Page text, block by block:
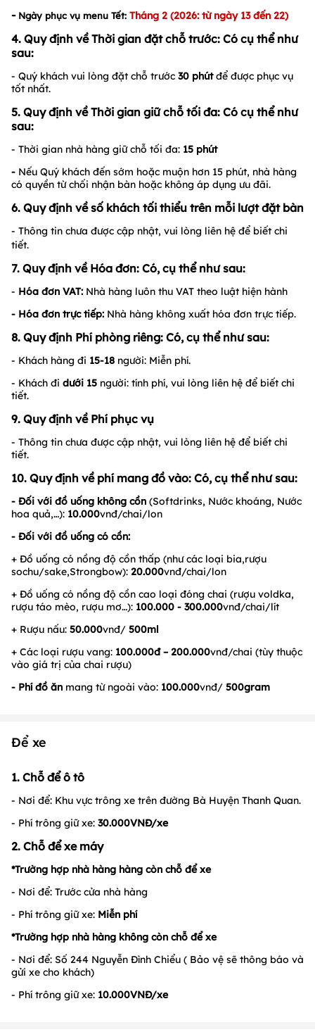
- Ngày phục vụ menu Tết: Tháng 2 (2026: từ ngày 13 đến 22)
4. Quy định về Thời gian đặt chỗ trước: Có cụ thể như
sau:
- Quý khách vui lòng đặt chỗ trước 30 phútđể được phục vụ
tốt nhất.
5. Quy định về Thời gian giữ chỗ tối đa: Có cụ thể như
sau:
- Thời gian nhà hàng giữ chỗ tối đa: 15 phút
- Nếu Quý khách đến sớm hoặc muộn hơn 15 phút, nhà hàng
có quyền từ chối nhận bàn hoặc không áp dụng ưu đãi.
6. Quy định về số khách tối thiểu trên mỗi lượt đặt bàn
- Thông tin chưa được cập nhật, vui lòng liên hệ để biết chi
tiết.
7. Quy định về Hóa đơn: Có, cụ thể như sau:
- Hóa đơn VAT: Nhà hàng luôn thu VAT theo luật hiện hành
- Hóa đơn trực tiếp: Nhà hàng không xuất hóa đơn trực tiếp.
8. Quy định Phí phòng riêng: Có, cụ thể như sau:
- Khách hàng đi 15-18 người: Miễn phí.
- Khách đi dưới 15 người: tính phí, vui lòng liên hệ để biết chi
tiết.
9. Quy định về Phí phục vụ
- Thông tin chưa được cập nhật, vui lòng liên hệ để biết chi
tiết.
10. Quy định về phí mang đồ vào: Có, cụ thể như sau:
- Đối với đồ uống không cồn (Softdrinks, Nước khoáng, Nước
hoa quả,…): 10.000vnđ/chai/lon
- Đối với đồ uống có cồn:
+ Đồ uống có nồng độ cồn thấp (như các loại bia,rượu
sochu/sake,Strongbow): 20.000vnđ/chai/lon
+ Đồ uống có nồng độ cồn cao loại đóng chai (rượu voldka,
rượu táo mèo, rượu mơ…): 100.000 - 300.000vnđ/chai/lít
+ Rượu nấu: 50.000vnđ/ 500ml
+ Các loại rượu vang: 100.000đ – 200.000vnđ/chai (tùy thuộc
vào giá trị của chai rượu)
- Phí đồ ăn mang từ ngoài vào: 100.000vnđ/ 500gram
Để xe
1. Chỗ để ô tô
- Nơi để: Khu vực trông xe trên đường Bà Huyện Thanh Quan.
- Phí trông giữ xe: 30.000VNĐ/xe
2. Chỗ để xe máy
*Trường hợp nhà hàng hàng còn chỗ để xe
- Nơi để: Trước cửa nhà hàng
- Phí trông giữ xe: Miễn phí
*Trường hợp nhà hàng không còn chỗ để xe
- Nơi để: Số 244 Nguyễn Đình Chiểu ( Bảo vệ sẽ thông báo và
gửi xe cho khách)
- Phí trông giữ xe: 10.000VNĐ/xe